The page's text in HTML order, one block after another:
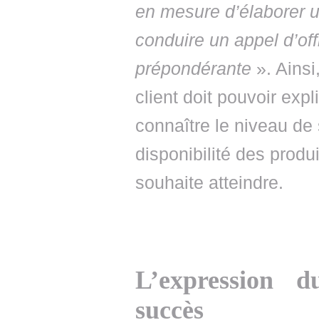
en mesure d’élaborer
conduire un appel
prépondérante ».
client doit pouvoir
connaître le niveau
disponibilité des
souhaite atteindre.
L’expression
succès